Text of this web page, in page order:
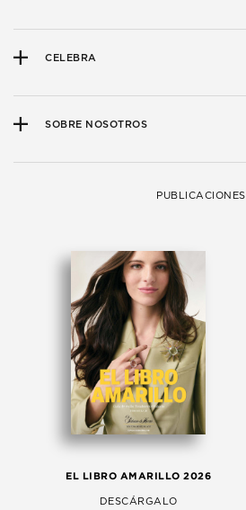
CELEBRA
SOBRE NOSOTROS
PUBLICACIONES
EL LIBRO AMARILLO 2026
DESCÁRGALO